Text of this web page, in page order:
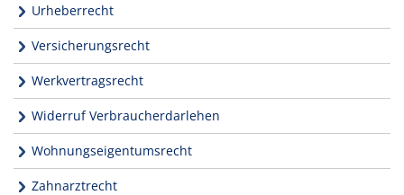
Urheberrecht
Versicherungsrecht
Werkvertragsrecht
Widerruf Verbraucherdarlehen
Wohnungseigentumsrecht
Zahnarztrecht